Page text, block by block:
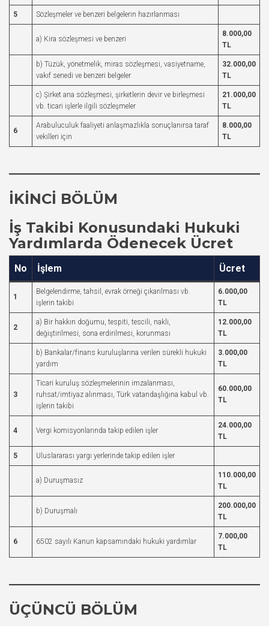
5 Sözleşmeler ve benzeri belgelerin hazırlanması
a) Kira sözleşmesi ve benzeri
8.000,00
TL
b) Tüzük, yönetmelik, miras sözleşmesi, vasiyetname,
vakıf senedi ve benzeri belgeler
32.000,00
TL
c) Şirket ana sözleşmesi, şirketlerin devir ve birleşmesi
vb. ticari işlerle ilgili sözleşmeler
21.000,00
TL
6
Arabuluculuk faaliyeti anlaşmazlıkla sonuçlanırsa taraf
vekilleri için
8.000,00
TL
İKİNCİ BÖLÜM
İş Takibi Konusundaki Hukuki
Yardımlarda Ödenecek Ücret
No İşlem Ücret
1
Belgelendirme, tahsil, evrak örneği çıkarılması vb.
işlerin takibi
6.000,00
TL
2
a) Bir hakkın doğumu, tespiti, tescili, nakli,
değiştirilmesi, sona erdirilmesi, korunması
12.000,00
TL
b) Bankalar/finans kuruluşlarına verilen sürekli hukuki
yardım
3.000,00
TL
3
Ticari kuruluş sözleşmelerinin imzalanması,
ruhsat/imtiyaz alınması, Türk vatandaşlığına kabul vb.
işlerin takibi
60.000,00
TL
4 Vergi komisyonlarında takip edilen işler
24.000,00
TL
5 Uluslararası yargı yerlerinde takip edilen işler
a) Duruşmasız
110.000,00
TL
b) Duruşmalı
200.000,00
TL
6 6502 sayılı Kanun kapsamındaki hukuki yardımlar
7.000,00
TL
ÜÇÜNCÜ BÖLÜM